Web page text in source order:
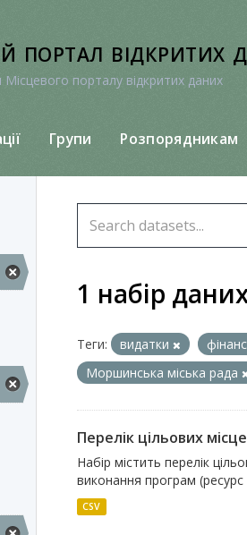
портал відкритих
порталу відкритих даних
Групи Розпорядникам
1 набір
Теги: видатки
Моршинська міська рада
Перелік цільових
Набір містить перелік
виконання програм
CSV